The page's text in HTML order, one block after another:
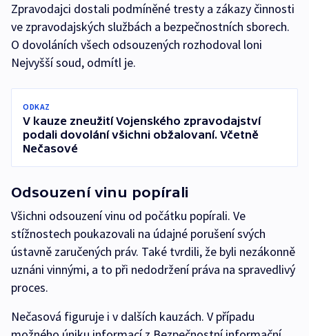
Zpravodajci dostali podmíněné tresty a zákazy činnosti
ve zpravodajských službách a bezpečnostních sborech.
O dovoláních všech odsouzených rozhodoval loni
Nejvyšší soud, odmítl je.
ODKAZ
V kauze zneužití Vojenského zpravodajství
podali dovolání všichni obžalovaní. Včetně
Nečasové
Odsouzení vinu popírali
Všichni odsouzení vinu od počátku popírali. Ve
stížnostech poukazovali na údajné porušení svých
ústavně zaručených práv. Také tvrdili, že byli nezákonně
uznáni vinnými, a to při nedodržení práva na spravedlivý
proces.
Nečasová figuruje i v dalších kauzách. V případu